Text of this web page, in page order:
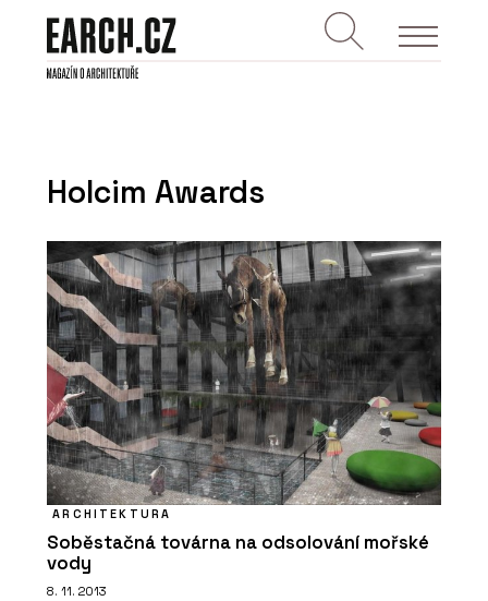
Holcim Awards
ARCHITEKTURA
Soběstačná továrna na odsolování mořské
vody
8. 11. 2013